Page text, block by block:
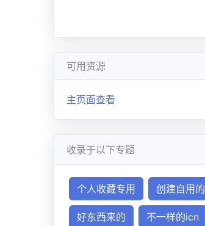
可用资源
主页面查看
收录于以下专题
个人收藏专用 创建自用的
好东西来的 不一样的icn